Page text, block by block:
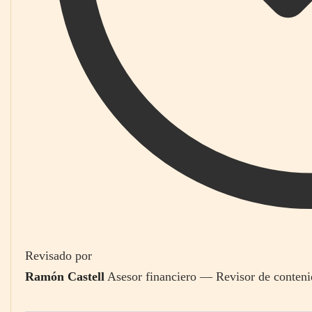
Revisado por
Ramón Castell Asesor financiero — Revisor de